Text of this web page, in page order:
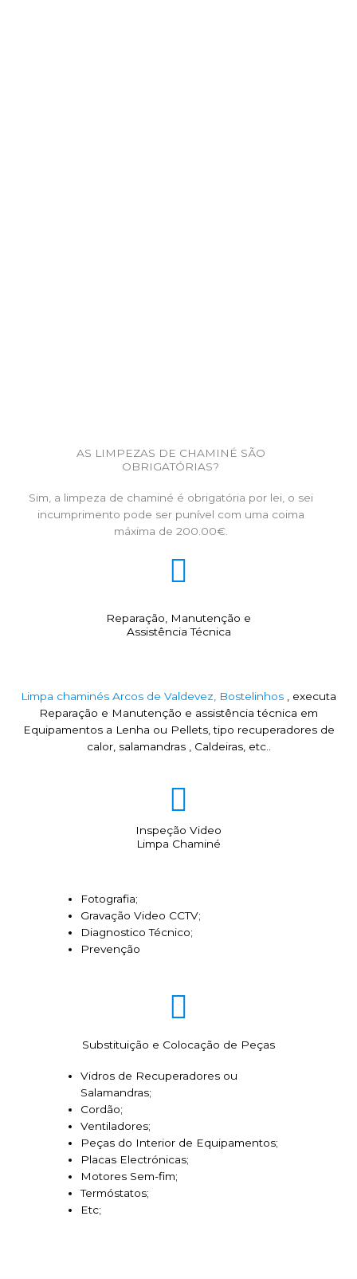
AS LIMPEZAS DE CHAMINÉ SÃO
OBRIGATÓRIAS?
Sim, a limpeza de chaminé é obrigatória por lei, o sei
incumprimento pode ser punível com uma coima
máxima de 200.00€.
Reparação, Manutenção e
Assistência Técnica
Limpa chaminés Arcos de Valdevez, Bostelinhos , executa
Reparação e Manutenção e assistência técnica em
Equipamentos a Lenha ou Pellets, tipo recuperadores de
calor, salamandras , Caldeiras, etc..
Inspeção Video
Limpa Chaminé
Fotografia;
Gravação Video CCTV;
Diagnostico Técnico;
Prevenção
Substituição e Colocação de Peças
Vidros de Recuperadores ou
Salamandras;
Cordão;
Ventiladores;
Peças do Interior de Equipamentos;
Placas Electrónicas;
Motores Sem-fim;
Termóstatos;
Etc;